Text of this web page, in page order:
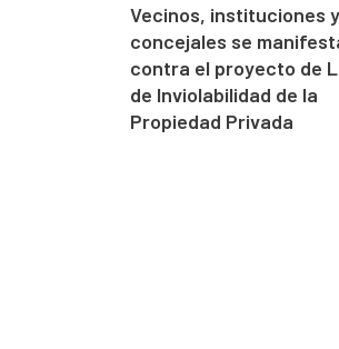
Vecinos, instituciones y
concejales se
contra el proyecto de
de Inviolabilidad de la
Propiedad Privada